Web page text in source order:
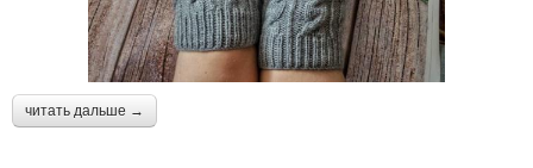
читать дальше →